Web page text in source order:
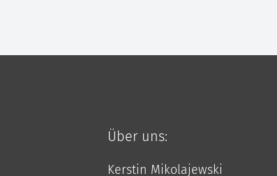
Über uns:
Kerstin Mikolajewski